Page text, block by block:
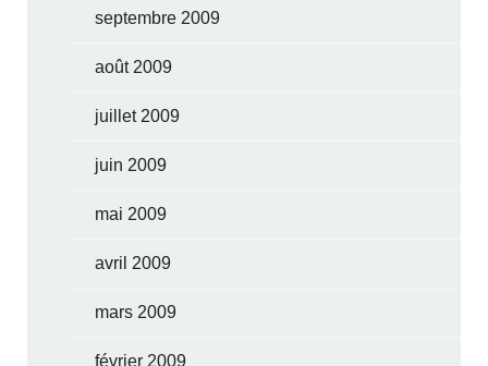
septembre 2009
août 2009
juillet 2009
juin 2009
mai 2009
avril 2009
mars 2009
février 2009